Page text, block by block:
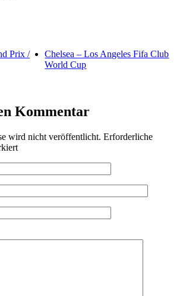
Prix /
Chelsea – Los Angeles Fifa Club
World Cup
Kommentar
wird nicht veröffentlicht. Erforderliche